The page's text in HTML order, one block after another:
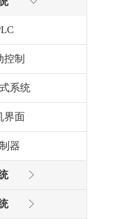
控制
系统
界面
器